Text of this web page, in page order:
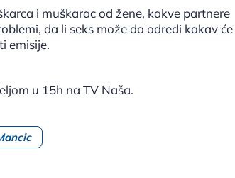
i muškarac od žene, kakve partnere
da li seks može da odredi kakav će
emisije.
u 15h na TV Naša.